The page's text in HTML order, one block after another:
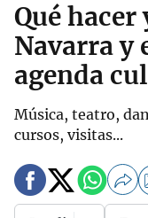
Qué hacer
Navarra y
agenda
Música, teatro,
cursos, visitas...